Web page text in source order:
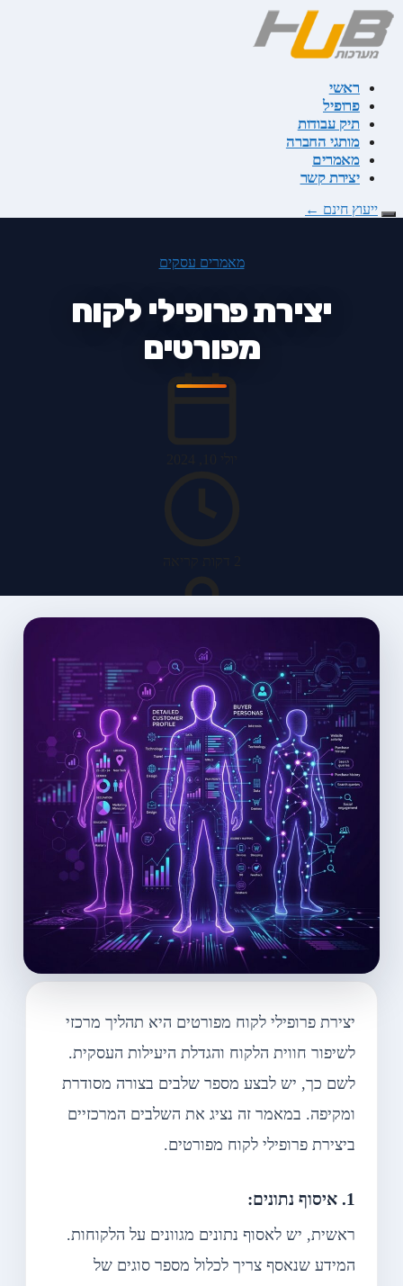
דלג
לתוכן
ראשי
פרופיל
תיק עבודות
מותגי החברה
מאמרים
יצירת קשר
ייעוץ חינם ←
מאמרים עסקים
יצירת פרופילי לקוח
מפורטים
האב מערכות
יצירת פרופילי לקוח מפורטים היא תהליך מרכזי
לשיפור חווית הלקוח והגדלת היעילות העסקית.
לשם כך, יש לבצע מספר שלבים בצורה מסודרת
ומקיפה. במאמר זה נציג את השלבים המרכזיים
ביצירת פרופילי לקוח מפורטים.
1. איסוף נתונים:
ראשית, יש לאסוף נתונים מגוונים על הלקוחות.
המידע שנאסף צריך לכלול מספר סוגים של